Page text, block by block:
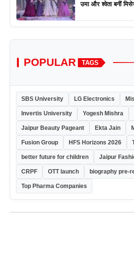
उमा और श्वेता बनीं
POPULAR TAGS
SBS University LG Electronics
Invertis University Yogesh Mishra
Jaipur Beauty Pageant Ekta Jain
Fusion Group HFS Horizons 2026
better future for children Jaipur
CRPF OTT launch biography pre-
Top Pharma Companies